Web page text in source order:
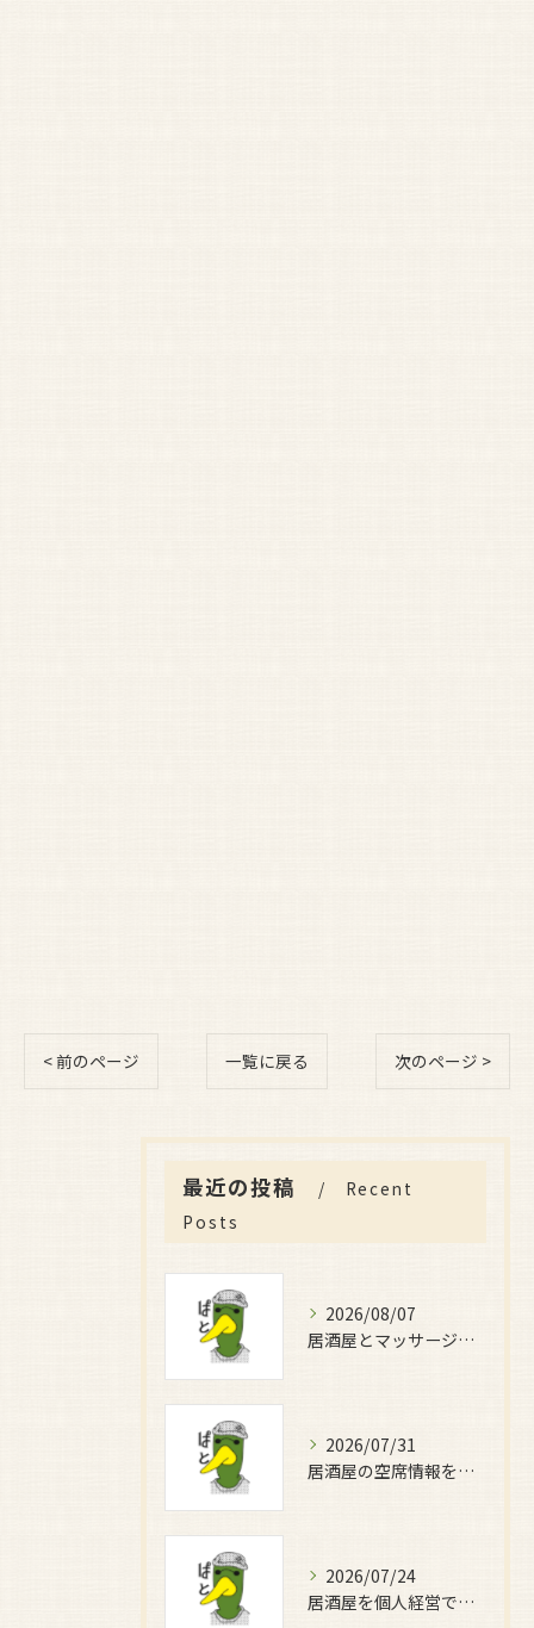
< 前のページ 一覧に戻る 次のページ >
最近の投稿
Recent
Posts
2026/08/07
居酒屋とマッサージで癒しの時間を満喫する新しい過ごし方完全ガイド
2026/07/31
居酒屋の空席情報を大阪府大阪市北区と大東市で効率よく比較する方法と賢い店選びガイド
2026/07/24
居酒屋を個人経営で安定収益を目指すための実践ガイドと成功するためのポイント